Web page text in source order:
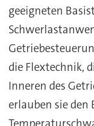
geeigneten
die Flextechnik,
Inneren des
erlauben sie den